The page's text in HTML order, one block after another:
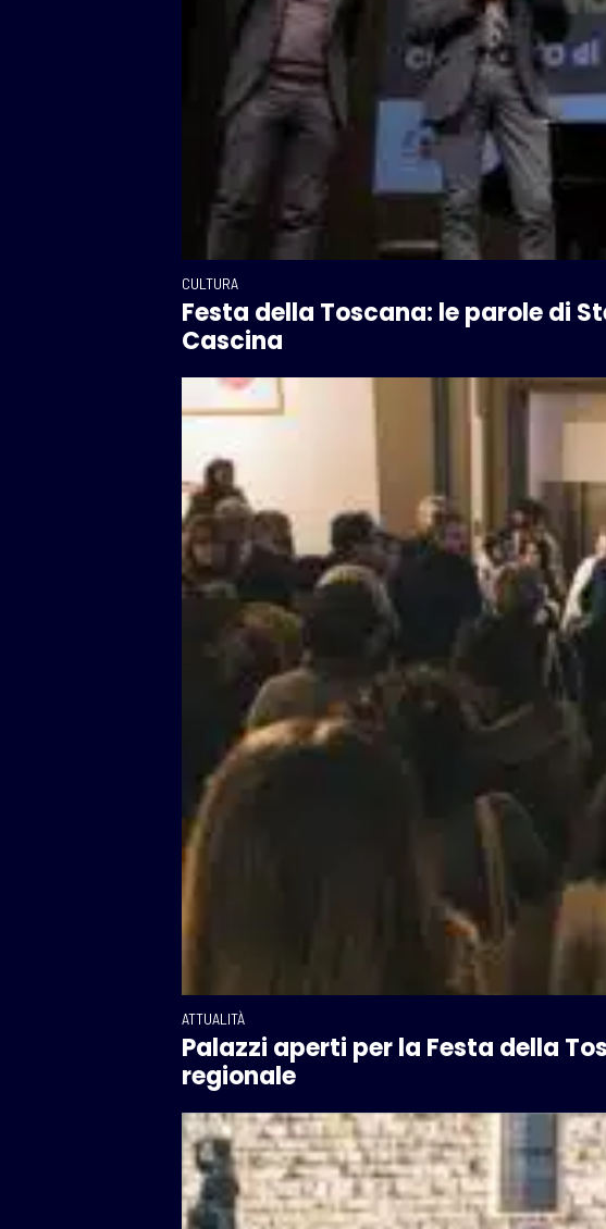
CULTURA
Festa della Toscana: le parole di
Cascina
ATTUALITÀ
Palazzi aperti per la Festa della
regionale